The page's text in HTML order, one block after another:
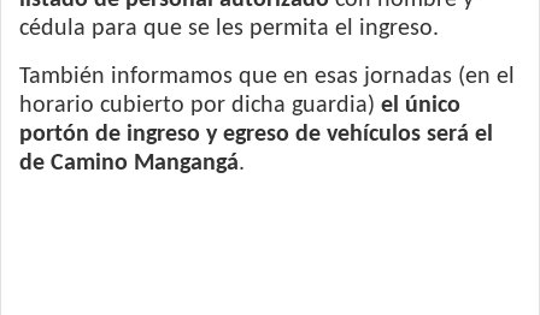
cédula para que se les permita el ingreso.
También informamos que en esas jornadas (en el
horario cubierto por dicha guardia) el único
portón de ingreso y egreso de vehículos será el
de Camino Mangangá.